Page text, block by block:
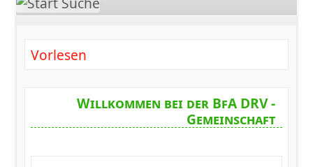
Vorlesen
Willkommen bei der BfA DRV -
Gemeinschaft